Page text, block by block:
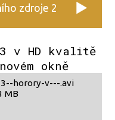
zdroje 2
v HD kvalitě
okně
horory-v---.avi
MB